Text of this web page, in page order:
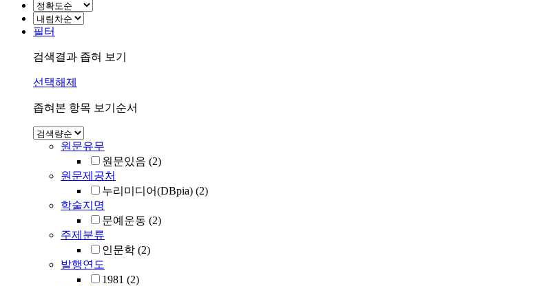
필터
검색결과 좁혀 보기
선택해제
좁혀본 항목 보기순서
원문유무
원문있음 (2)
원문제공처
누리미디어(DBpia) (2)
학술지명
문예운동 (2)
주제분류
인문학 (2)
발행연도
1981 (2)